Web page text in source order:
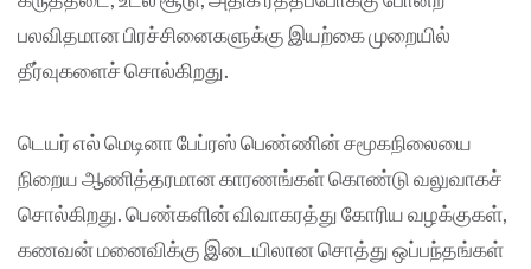
பலவிதமான பிரச்சினைகளுக்கு இயற்கை முறையில்
தீர்வுகளைச் சொல்கிறது.
டெயர் எல் மெடினா பேப்ரஸ் பெண்ணின் சமூகநிலையை
நிறைய ஆணித்தரமான காரணங்கள்‌ கொண்டு வலுவாகச்
சொல்கிறது. பெண்களின் விவாகரத்து கோரிய வழக்குகள்,
கணவன் மனைவிக்கு இடையிலான சொத்து ஒப்பந்தங்கள்